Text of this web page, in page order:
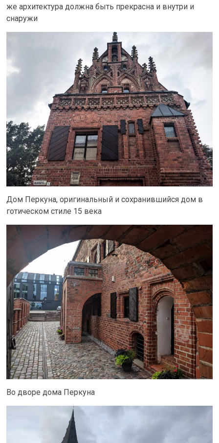
же архитектура должна быть прекрасна и внутри и
снаружи
Дом Перкуна, оригинальный и сохранившийся дом в
готическом стиле 15 века
Во дворе дома Перкуна